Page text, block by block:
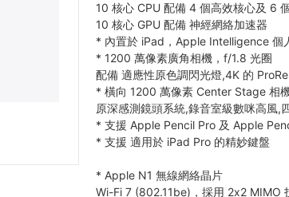
10 核心 CPU 配備 4 個高效核心及 6
10 核心 GPU 配備 神經網絡加速器
* 內置於 iPad，Apple Intelligence 個
* 1200 萬像素廣角相機，f/1.8 光圈
配備 適應性原色調閃光燈,4K 的
* 橫向 1200 萬像素 Center Stage 相
原深感測鏡頭系統,錄音室級數咪高風,
* 支援 Apple Pencil Pro 及 Apple
* 支援 適用於 iPad Pro 的精妙鍵盤
* Apple N1 無線網絡晶片
Wi-Fi 7 (802.11be)，採用 2x2 MIMO